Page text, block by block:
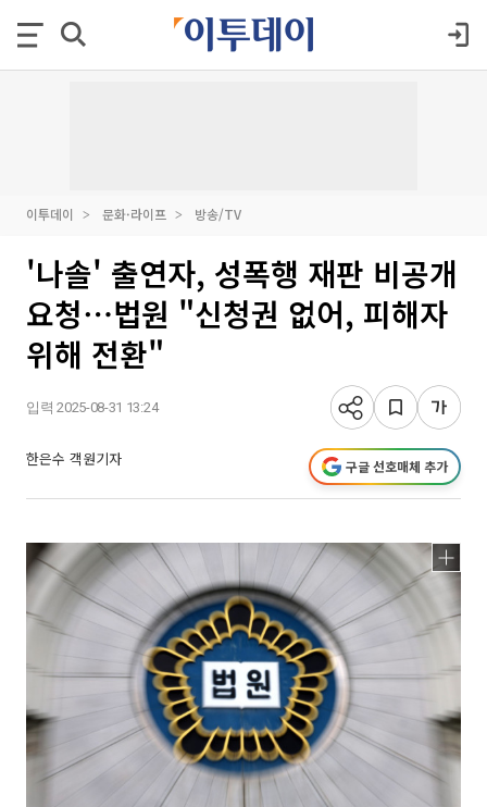
이투데이 문화·라이프 방송/TV
'나솔' 출연자, 성폭행 재판 비공개
요청⋯법원 "신청권 없어, 피해자
위해 전환"
입력 2025-08-31 13:24
한은수 객원기자 구글 선호매체 추가